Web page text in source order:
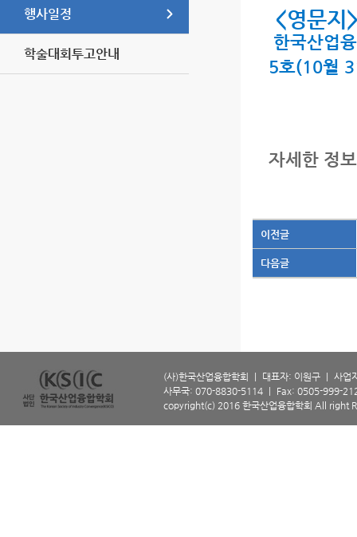
행사일정
학술대회투고안내
<영문지
한국산업
5호(10월
자세한 정
이전글
다음글
(사)한국산업융합학회 ㅣ 대표자: 이원구 ㅣ 사
사무국: 070-8830-5114 ㅣ Fax: 0505-999-
copyright(c) 2016 한국산업융합학회 All right